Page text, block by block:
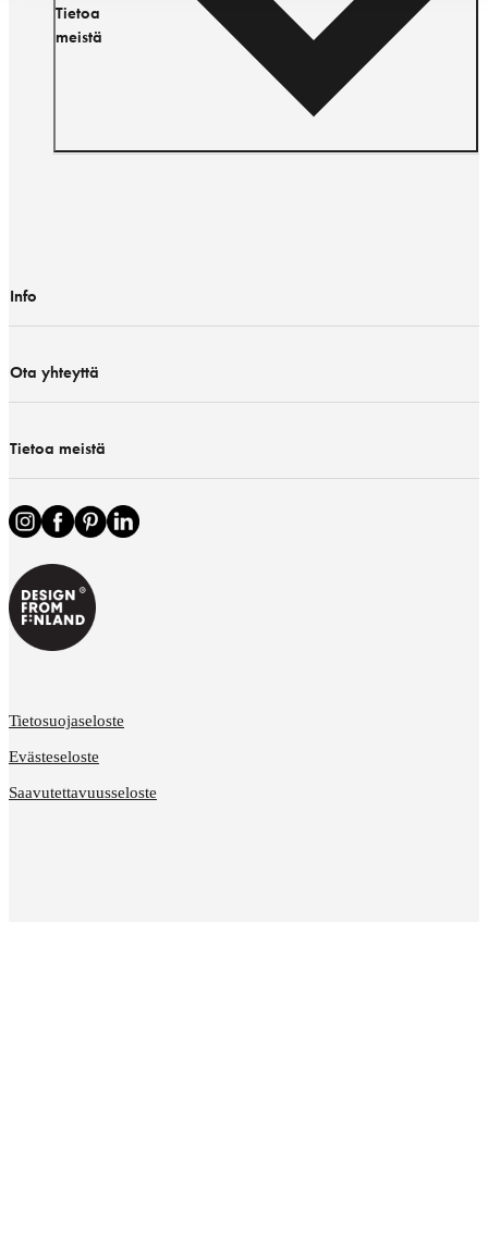
Tietoa
meistä
Info
Ota yhteyttä
Tietoa meistä
Tietosuojaseloste
Evästeseloste
Saavutettavuusseloste